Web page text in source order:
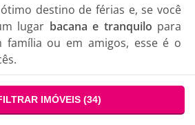
IMÓVEIS (34)
destino de férias e, se você
lugar bacana e tranquilo para
família ou em amigos, esse é o
da Praia de Massaguaçu,